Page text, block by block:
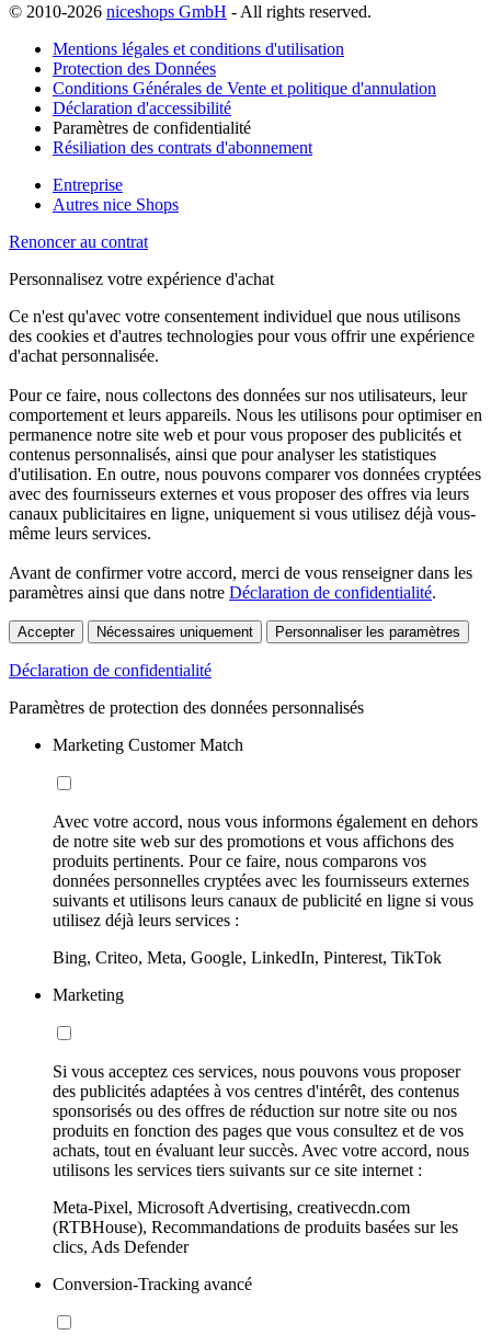
© 2010-2026 niceshops GmbH - All rights reserved.
Mentions légales et conditions d'utilisation
Protection des Données
Conditions Générales de Vente et politique d'annulation
Déclaration d'accessibilité
Paramètres de confidentialité
Résiliation des contrats d'abonnement
Entreprise
Autres nice Shops
Renoncer au contrat
Personnalisez votre expérience d'achat
Ce n'est qu'avec votre consentement individuel que nous utilisons
des cookies et d'autres technologies pour vous offrir une expérience
d'achat personnalisée.
Pour ce faire, nous collectons des données sur nos utilisateurs, leur
comportement et leurs appareils. Nous les utilisons pour optimiser en
permanence notre site web et pour vous proposer des publicités et
contenus personnalisés, ainsi que pour analyser les statistiques
d'utilisation. En outre, nous pouvons comparer vos données cryptées
avec des fournisseurs externes et vous proposer des offres via leurs
canaux publicitaires en ligne, uniquement si vous utilisez déjà vous-
même leurs services.
Avant de confirmer votre accord, merci de vous renseigner dans les
paramètres ainsi que dans notre Déclaration de confidentialité.
Accepter Nécessaires uniquement Personnaliser les paramètres
Déclaration de confidentialité
Paramètres de protection des données personnalisés
Marketing Customer Match
Avec votre accord, nous vous informons également en dehors
de notre site web sur des promotions et vous affichons des
produits pertinents. Pour ce faire, nous comparons vos
données personnelles cryptées avec les fournisseurs externes
suivants et utilisons leurs canaux de publicité en ligne si vous
utilisez déjà leurs services :
Bing, Criteo, Meta, Google, LinkedIn, Pinterest, TikTok
Marketing
Si vous acceptez ces services, nous pouvons vous proposer
des publicités adaptées à vos centres d'intérêt, des contenus
sponsorisés ou des offres de réduction sur notre site ou nos
produits en fonction des pages que vous consultez et de vos
achats, tout en évaluant leur succès. Avec votre accord, nous
utilisons les services tiers suivants sur ce site internet :
Meta-Pixel, Microsoft Advertising, creativecdn.com
(RTBHouse), Recommandations de produits basées sur les
clics, Ads Defender
Conversion-Tracking avancé